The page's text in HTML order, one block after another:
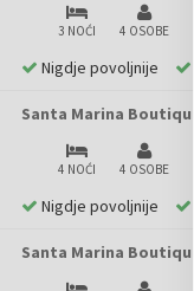
3 NOĆI 4 OSOBE
Nigdje povoljnije
Santa Marina
4 NOĆI 4 OSOBE
Nigdje povoljnije
Santa Marina